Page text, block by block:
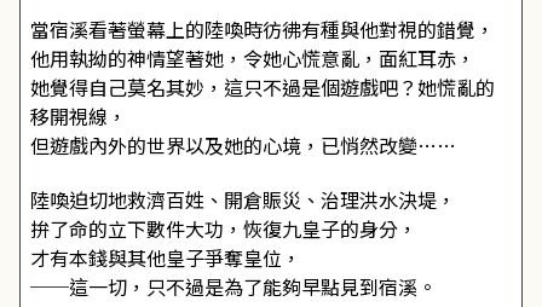
當宿溪看著螢幕上的陸喚時彷彿有種與他對視的錯覺，
他用執拗的神情望著她，令她心慌意亂，面紅耳赤，
她覺得自己莫名其妙，這只不過是個遊戲吧？她慌亂的
移開視線，
但遊戲內外的世界以及她的心境，已悄然改變……
陸喚迫切地救濟百姓、開倉賑災、治理洪水決堤，
拚了命的立下數件大功，恢復九皇子的身分，
才有本錢與其他皇子爭奪皇位，
──這一切，只不過是為了能夠早點見到宿溪。